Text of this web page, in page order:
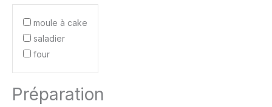
moule à cake
saladier
four
Préparation